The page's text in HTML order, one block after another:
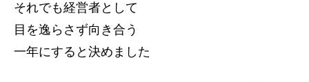
それでも経営者として
目を逸らさず向き合う
一年にすると決めました